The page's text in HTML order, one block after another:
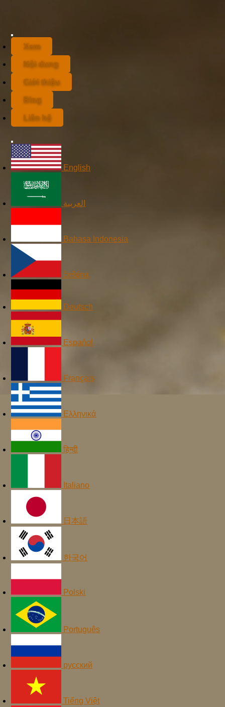
Xem
Nội dung
Giới thiệu
Blog
Liên hệ
English
العربية
Bahasa Indonesia
čeština
Deutsch
Español
Français
Ελληνικά
हिन्दी
Italiano
日本語
한국어
Polski
Português
русский
Tiếng Việt